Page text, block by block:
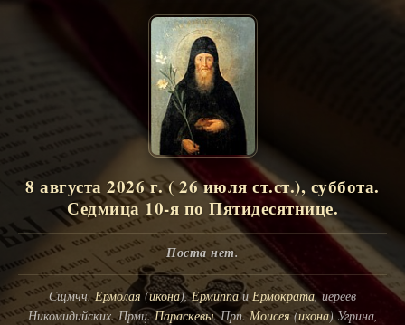
8 августа 2026 г. ( 26 июля ст.ст.), суббота.
Седмица 10-я по Пятидесятнице.
Поста нет.
Сщмчч.Ермолая (икона),ЕрмиппаиЕрмократа, иереев
Никомидийских. Прмц.Параскевы. Прп.Моисея(икона) Угрина,